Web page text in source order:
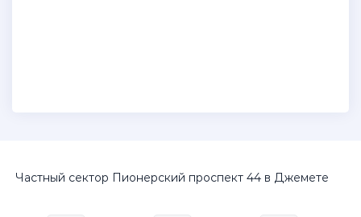
Частный сектор Пионерский проспект 44 в Джемете